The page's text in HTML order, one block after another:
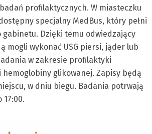
profilaktycznych. W miasteczku
specjalny MedBus, który pełni
Dzięki temu odwiedzający
mogli wykonać USG piersi, jąder lub
w zakresie profilaktyki
hemoglobiny glikowanej. Zapisy będą
w dniu biegu. Badania potrwają
17:00.